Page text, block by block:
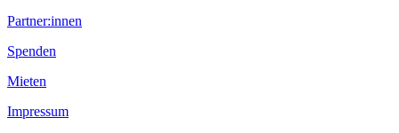
Partner:innen
Spenden
Mieten
Impressum